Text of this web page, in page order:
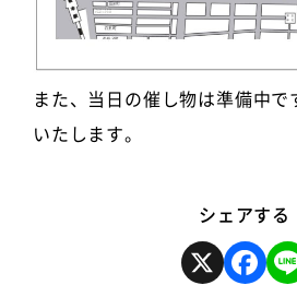
また、当日の催し物は準備中
いたします。
シェアする
X
F
a
c